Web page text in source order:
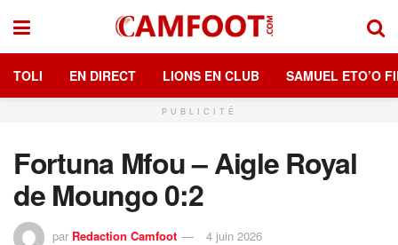
TOLI EN DIRECT LIONS EN CLUB SAMUEL ETO’O
PUBLICITÉ
Fortuna Mfou – Aigle Royal
de Moungo 0:2
par Redaction Camfoot 4 juin 2026